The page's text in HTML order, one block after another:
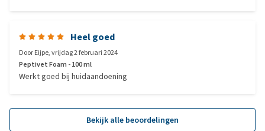
Heel goed
DoorEijpe,vrijdag 2 februari 2024
Peptivet Foam - 100 ml
Werkt goed bij huidaandoening
Bekijk alle beoordelingen